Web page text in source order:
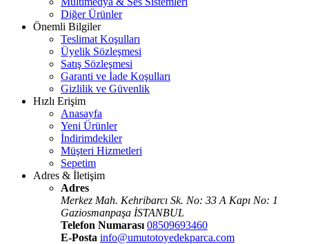
Diğer Ürünler
Önemli Bilgiler
Teslimat Koşulları
Üyelik Sözleşmesi
Satış Sözleşmesi
Garanti ve İade Koşulları
Gizlilik ve Güvenlik
Hızlı Erişim
Anasayfa
Yeni Ürünler
İndirimdekiler
Müşteri Hizmetleri
Sepetim
Adres & İletişim
Adres
Merkez Mah. Kehribarcı Sk. No: 33 A Kapı No: 1
Gaziosmanpaşa İSTANBUL
Telefon Numarası 08509693460
E-Posta info@umutotoyedekparca.com